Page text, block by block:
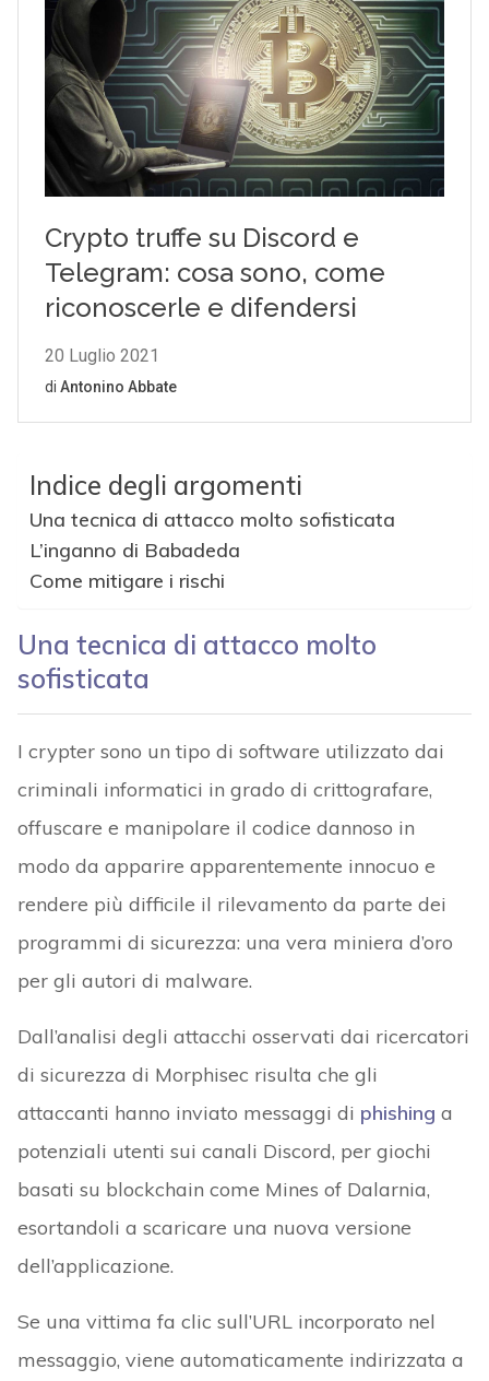
Indice degli argomenti
Una tecnica di attacco molto sofisticata
L’inganno di Babadeda
Come mitigare i rischi
Una tecnica di attacco molto
sofisticata
I crypter sono un tipo di software utilizzato dai
criminali informatici in grado di crittografare,
offuscare e manipolare il codice dannoso in
modo da apparire apparentemente innocuo e
rendere più difficile il rilevamento da parte dei
programmi di sicurezza: una vera miniera d’oro
per gli autori di malware.
Dall’analisi degli attacchi osservati dai ricercatori
di sicurezza di Morphisec risulta che gli
attaccanti hanno inviato messaggi di phishing a
potenziali utenti sui canali Discord, per giochi
basati su blockchain come Mines of Dalarnia,
esortandoli a scaricare una nuova versione
dell’applicazione.
Se una vittima fa clic sull’URL incorporato nel
messaggio, viene automaticamente indirizzata a